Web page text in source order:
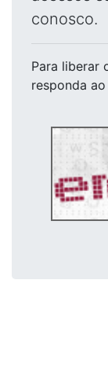
conosco.
Para liberar
responda